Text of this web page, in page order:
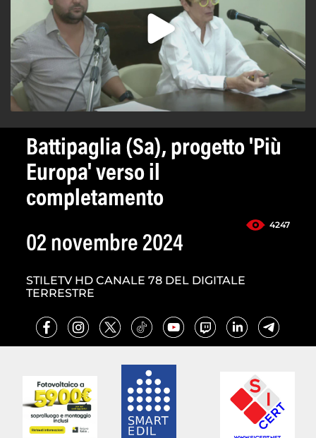
Battipaglia (Sa), progetto 'Più
Europa' verso il
completamento
4247
02 novembre 2024
STILETV HD CANALE 78 DEL DIGITALE
TERRESTRE